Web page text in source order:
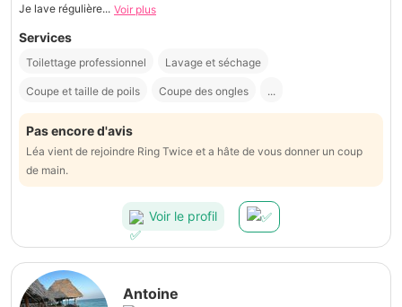
Je lave régulière... Voir plus
Services
Toilettage professionnel Lavage et séchage
Coupe et taille de poils Coupe des ongles ...
Pas encore d'avis
Léa vient de rejoindre Ring Twice et a hâte de vous donner un coup
de main.
Voir le profil
Antoine